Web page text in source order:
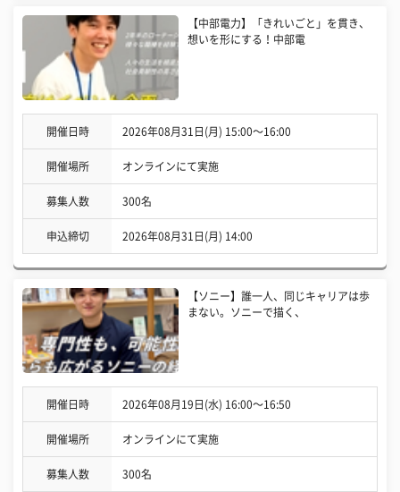
【中部電力】「きれいごと」を貫き、
想いを形にする！中部電
開催日時 2026年08月31日(月) 15:00〜16:00
開催場所 オンラインにて実施
募集人数 300名
申込締切 2026年08月31日(月) 14:00
【ソニー】誰一人、同じキャリアは歩
まない。ソニーで描く、
開催日時 2026年08月19日(水) 16:00〜16:50
開催場所 オンラインにて実施
募集人数 300名